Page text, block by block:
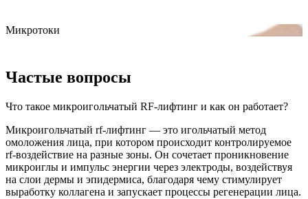
Микротоки
Частые вопросы
Что такое микроигольчатый RF-лифтинг и как он работает?
Микроигольчатый rf-лифтинг — это игольчатый метод
омоложения лица, при котором происходит контролируемое
rf-воздействие на разные зоны. Он сочетает проникновение
микроиглы и импульс энергии через электроды, воздействуя
на слои дермы и эпидермиса, благодаря чему стимулирует
выработку коллагена и запускает процессы регенерации лица.